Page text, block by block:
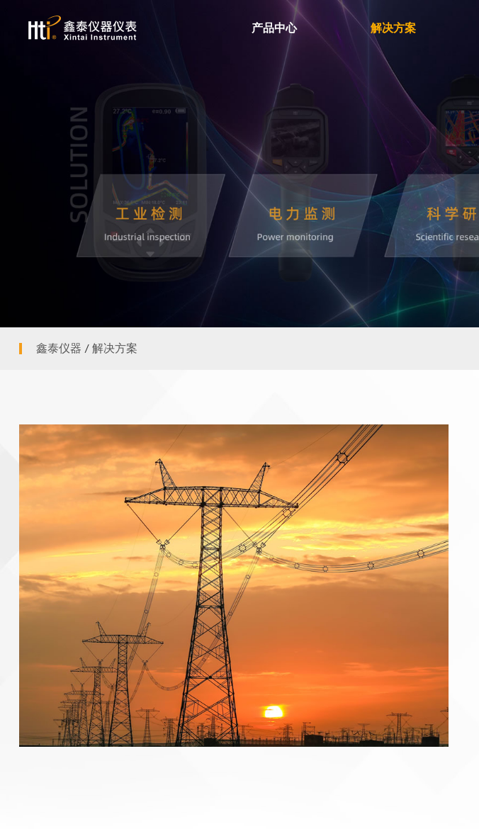
产品中心
红外热成像仪
手持红外热成像仪
手机红外热成像仪
红外热成像模组
红外测温仪
迷你红外测温仪
智慧健康
激光测距仪
环境测试仪
温湿度计
温度夹
温湿度记录仪
微波泄漏探测仪
热电偶温度计
检测仪
尘埃粒子计数器
硬度计
噪音计
照度计
PH计
分体式测振仪
数字电参数测量仪表
解决方案
鑫泰仪器 / 解决方案